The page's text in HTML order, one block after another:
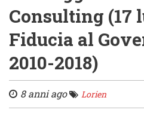
Consulting (17
Fiducia al
2010-2018)
8 anni ago Lorien